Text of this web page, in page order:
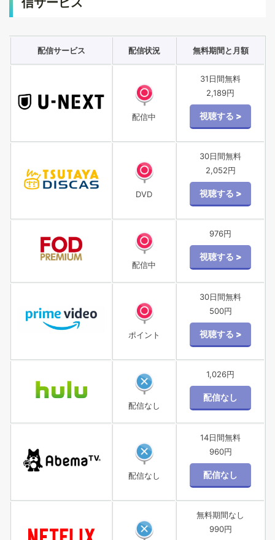
配信サービス 配信状況 無料期間と月額
配信中
31日間無料
2,189円
DVD
30日間無料
2,052円
配信中
976円
ポイント
30日間無料
500円
配信なし
1,026円
配信なし
14日間無料
960円
無料期間なし
990円